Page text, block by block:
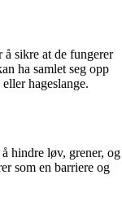
sikre at de fungerer
ha samlet seg opp
hageslange.
hindre løv, grener, og
som en barriere og